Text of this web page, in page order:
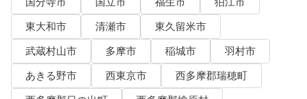
東大和市
清瀬市
東久留米市
武蔵村山市
多摩市 稲城市
羽村市
あきる野市
西東京市
西多摩郡瑞穂町